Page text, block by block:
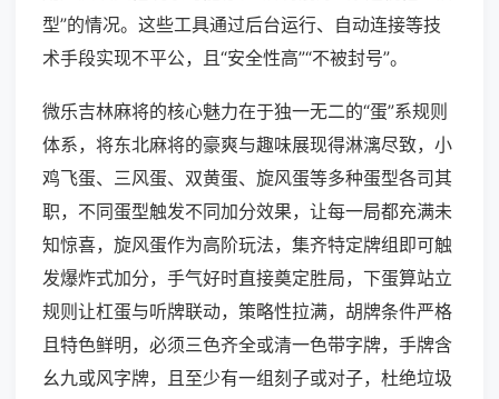
型”的情况。这些工具通过后台运行、自动连接等技
术手段实现不平公，且“安全性高”“不被封号”。
微乐吉林麻将的核心魅力在于独一无二的“蛋”系规则
体系，将东北麻将的豪爽与趣味展现得淋漓尽致，小
鸡飞蛋、三风蛋、双黄蛋、旋风蛋等多种蛋型各司其
职，不同蛋型触发不同加分效果，让每一局都充满未
知惊喜，旋风蛋作为高阶玩法，集齐特定牌组即可触
发爆炸式加分，手气好时直接奠定胜局，下蛋算站立
规则让杠蛋与听牌联动，策略性拉满，胡牌条件严格
且特色鲜明，必须三色齐全或清一色带字牌，手牌含
幺九或风字牌，且至少有一组刻子或对子，杜绝垃圾